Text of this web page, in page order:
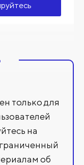
только для
на
об